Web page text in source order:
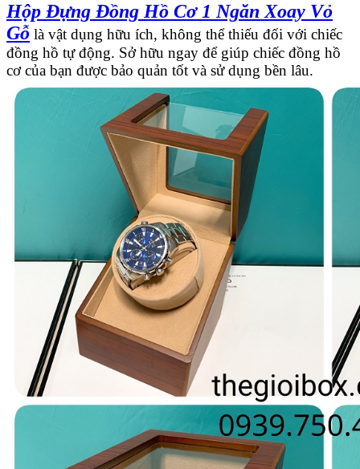
Hộp Đựng Đồng Hồ Cơ 1 Ngăn Xoay Vỏ
Gỗ là vật dụng hữu ích, không thể thiếu đối với chiếc
đồng hồ tự động. Sở hữu ngay để giúp chiếc đồng hồ
cơ của bạn được bảo quản tốt và sử dụng bền lâu.